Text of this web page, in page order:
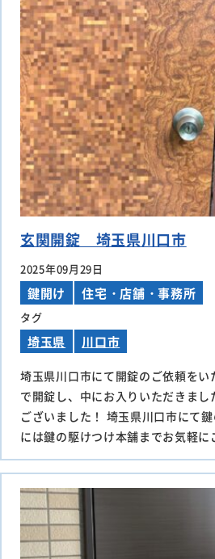
玄関開錠 埼玉県川口市
2025年09月29日
鍵開け 住宅・店舗・事務所
タグ
埼玉県 川口市
埼玉県川口市にて開錠のご依頼を
で開錠し、中にお入りいただきまし
ございました！ 埼玉県川口市にて
には鍵の駆けつけ本舗までお気軽に